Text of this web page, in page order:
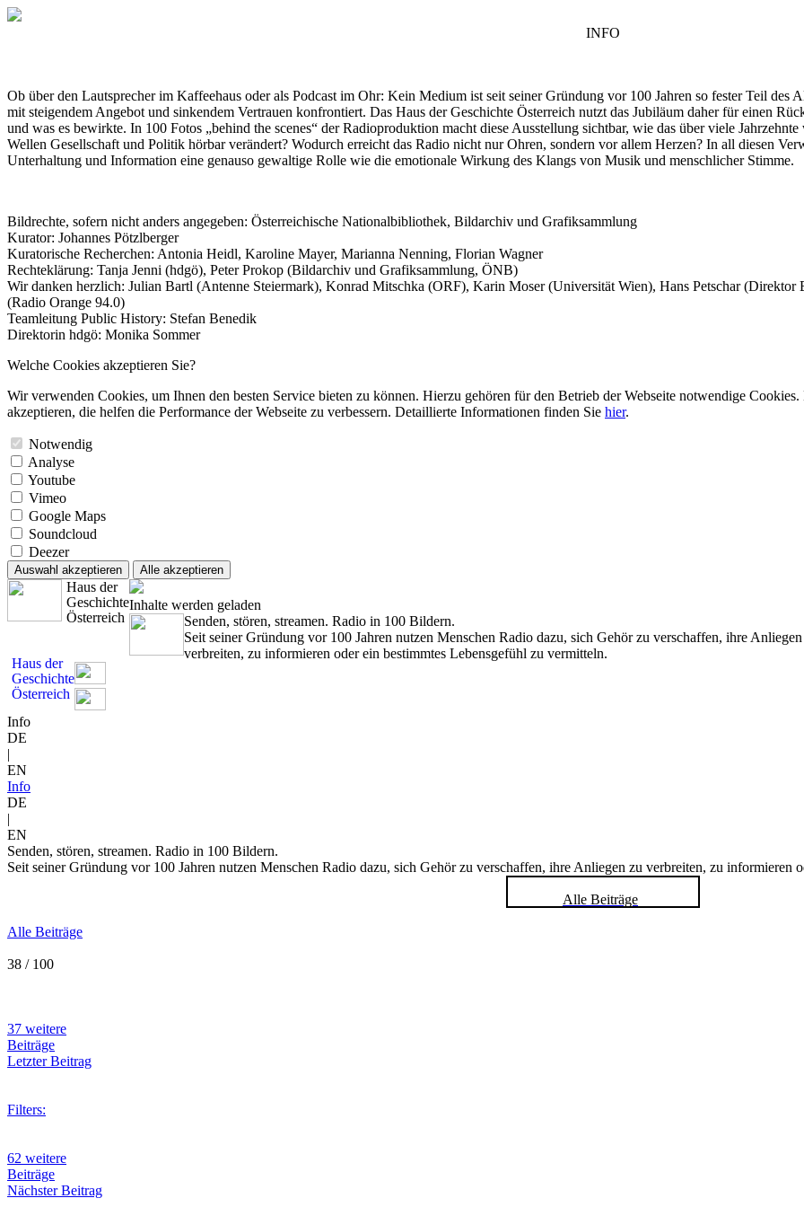
INFO
Ob über den Lautsprecher im Kaffeehaus oder als Podcast im Ohr: Kein Medium ist seit seiner Gründung vor 100 Jahren so fester Teil
mit steigendem Angebot und sinkendem Vertrauen konfrontiert. Das Haus der Geschichte Österreich nutzt das Jubiläum daher für einen
und was es bewirkte. In 100 Fotos „behind the scenes“ der Radioproduktion macht diese Ausstellung sichtbar, wie das über viele
Wellen Gesellschaft und Politik hörbar verändert? Wodurch erreicht das Radio nicht nur Ohren, sondern vor allem Herzen? In all diesen
Unterhaltung und Information eine genauso gewaltige Rolle wie die emotionale Wirkung des Klangs von Musik und menschlicher Stimme.
Bildrechte, sofern nicht anders angegeben: Österreichische Nationalbibliothek, Bildarchiv und Grafiksammlung
Kurator: Johannes Pötzlberger
Kuratorische Recherchen: Antonia Heidl, Karoline Mayer, Marianna Nenning, Florian Wagner
Rechteklärung: Tanja Jenni (hdgö), Peter Prokop (Bildarchiv und Grafiksammlung, ÖNB)
Wir danken herzlich: Julian Bartl (Antenne Steiermark), Konrad Mitschka (ORF), Karin Moser (Universität Wien), Hans Petschar
(Radio Orange 94.0)
Teamleitung Public History: Stefan Benedik
Direktorin hdgö: Monika Sommer
Welche Cookies akzeptieren Sie?
Wir verwenden Cookies, um Ihnen den besten Service bieten zu können. Hierzu gehören für den Betrieb der Webseite notwendige
akzeptieren, die helfen die Performance der Webseite zu verbessern. Detaillierte Informationen finden Sie hier.
Notwendig
Analyse
Youtube
Vimeo
Google Maps
Soundcloud
Deezer
Auswahl akzeptieren Alle akzeptieren
Haus der
Geschichte
Österreich
Inhalte werden geladen
Haus der
Geschichte
Österreich
Senden, stören, streamen. Radio in 100 Bildern.
Seit seiner Gründung vor 100 Jahren nutzen Menschen Radio dazu, sich Gehör zu verschaffen, ihre
verbreiten, zu informieren oder ein bestimmtes Lebensgefühl zu vermitteln.
Info
DE
|
EN
Info
DE
|
EN
Senden, stören, streamen. Radio in 100 Bildern.
Seit seiner Gründung vor 100 Jahren nutzen Menschen Radio dazu, sich Gehör zu verschaffen, ihre Anliegen zu verbreiten, zu informieren
Alle Beiträge
Alle Beiträge
38 / 100
37 weitere
Beiträge
Letzter Beitrag
Filters:
62 weitere
Beiträge
Nächster Beitrag